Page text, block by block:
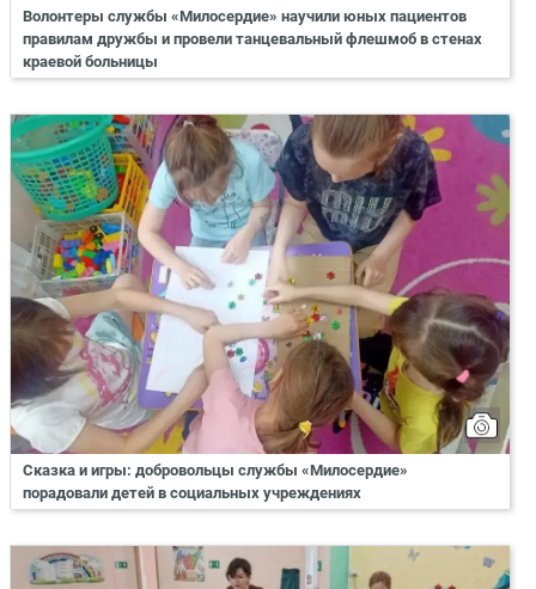
Волонтеры службы «Милосердие» научили юных пациентов
правилам дружбы и провели танцевальный флешмоб в стенах
краевой больницы
Сказка и игры: добровольцы службы «Милосердие»
порадовали детей в социальных учреждениях